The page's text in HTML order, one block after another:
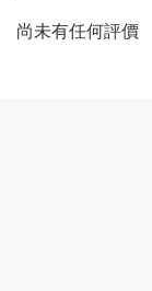
尚未有任何評價